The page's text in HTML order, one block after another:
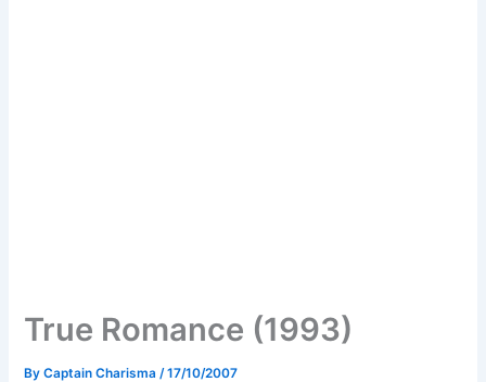
True Romance (1993)
ByCaptain Charisma /17/10/2007